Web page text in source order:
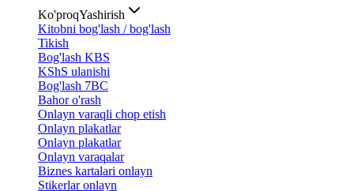
Ko'proqYashirish
Kitobni bog'lash / bog'lash
Tikish
Bog'lash KBS
KShS ulanishi
Bog'lash 7BC
Bahor o'rash
Onlayn varaqli chop etish
Onlayn plakatlar
Onlayn plakatlar
Onlayn varaqalar
Biznes kartalari onlayn
Stikerlar onlayn